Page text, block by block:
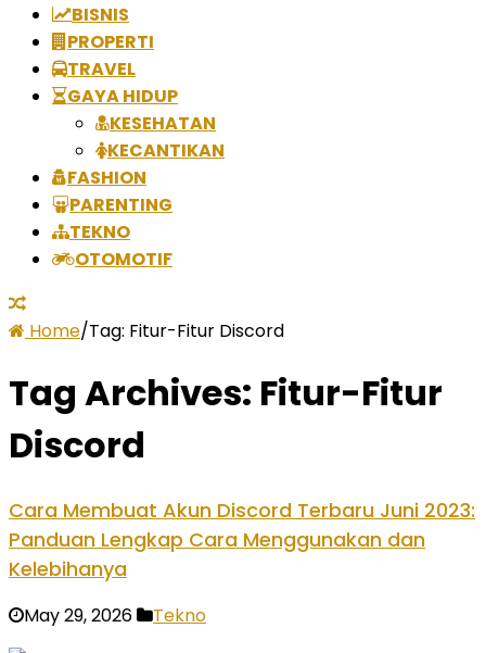
BISNIS
PROPERTI
TRAVEL
GAYA HIDUP
KESEHATAN
KECANTIKAN
FASHION
PARENTING
TEKNO
OTOMOTIF
Home/Tag: Fitur-Fitur Discord
Tag Archives: Fitur-Fitur
Discord
Cara Membuat Akun Discord Terbaru Juni 2023:
Panduan Lengkap Cara Menggunakan dan
Kelebihanya
May 29, 2026 Tekno